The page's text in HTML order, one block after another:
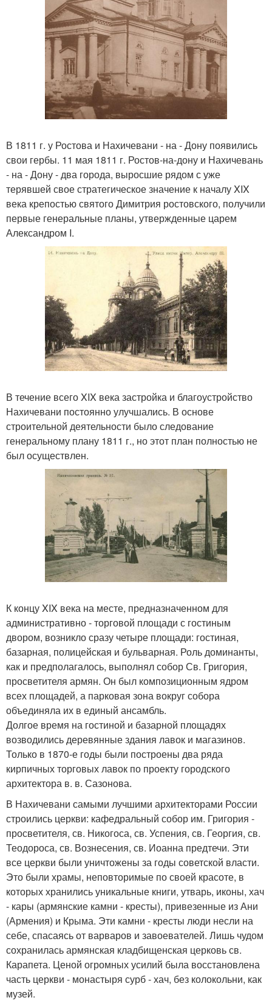
В 1811 г. у Ростова и Нахичевани - на - Дону появились
свои гербы. 11 мая 1811 г. Ростов-на-дону и Нахичевань
- на - Дону - два города, выросшие рядом с уже
терявшей свое стратегическое значение к началу XIX
века крепостью святого Димитрия ростовского, получили
первые генеральные планы, утвержденные царем
Александром I.
В течение всего XIX века застройка и благоустройство
Нахичевани постоянно улучшались. В основе
строительной деятельности было следование
генеральному плану 1811 г., но этот план полностью не
был осуществлен.
К концу XIX века на месте, предназначенном для
административно - торговой площади с гостиным
двором, возникло сразу четыре площади: гостиная,
базарная, полицейская и бульварная. Роль доминанты,
как и предполагалось, выполнял собор Св. Григория,
просветителя армян. Он был композиционным ядром
всех площадей, а парковая зона вокруг собора
объединяла их в единый ансамбль.
Долгое время на гостиной и базарной площадях
возводились деревянные здания лавок и магазинов.
Только в 1870-е годы были построены два ряда
кирпичных торговых лавок по проекту городского
архитектора в. в. Сазонова.
В Нахичевани самыми лучшими архитекторами России
строились церкви: кафедральный собор им. Григория -
просветителя, св. Никогоса, св. Успения, св. Георгия, св.
Теодороса, св. Вознесения, св. Иоанна предтечи. Эти
все церкви были уничтожены за годы советской власти.
Это были храмы, неповторимые по своей красоте, в
которых хранились уникальные книги, утварь, иконы, хач
- кары (армянские камни - кресты), привезенные из Ани
(Армения) и Крыма. Эти камни - кресты люди несли на
себе, спасаясь от варваров и завоевателей. Лишь чудом
сохранилась армянская кладбищенская церковь св.
Карапета. Ценой огромных усилий была восстановлена
часть церкви - монастыря сурб - хач, без колокольни, как
музей.